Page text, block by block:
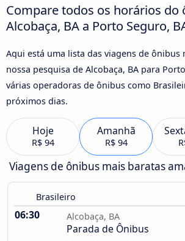
Compare todos os horários do
Alcobaça, BA a Porto Seguro,
Aqui está uma lista das viagens de ônibus
nossa pesquisa de Alcobaça, BA para
várias operadoras de ônibus como
próximos dias.
Hoje
R$ 94
Amanhã
R$ 94
Viagens de ônibus mais baratas
Brasileiro
06:30 Alcobaça, BA
Parada de Ônibus